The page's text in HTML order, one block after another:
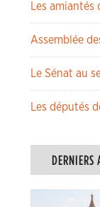
Les
Assemblée
Le Sénat au
Les députés
DERNIERS